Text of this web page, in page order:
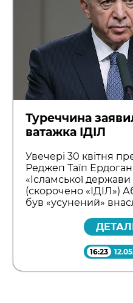
Туреччина
ватажка ІДІЛ
Увечері 30 квітня
Реджеп Таїп
«Ісламської
(скорочено «ІДІЛ»)
був «усунений»
16:23